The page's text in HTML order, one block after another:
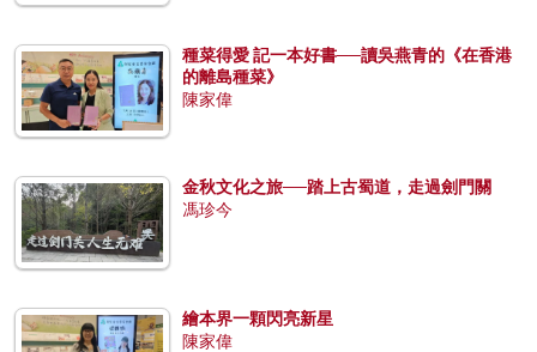
種菜得愛 記一本好書──讀吳燕青的《在香港
的離島種菜》
陳家偉
金秋文化之旅──踏上古蜀道，走過劍門關
馮珍今
繪本界一顆閃亮新星
陳家偉